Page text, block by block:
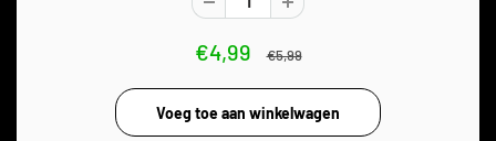
€4,99 €5,99